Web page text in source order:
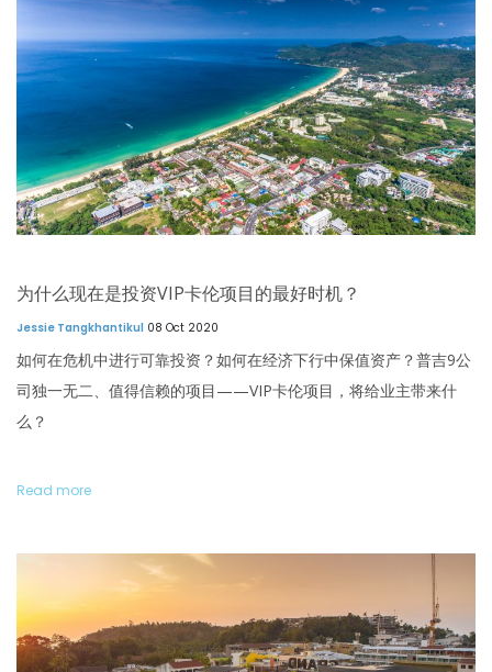
为什么现在是投资VIP卡伦项目的最好时机？
Jessie Tangkhantikul 08 Oct 2020
如何在危机中进行可靠投资？如何在经济下行中保值资产？普吉9公
司独一无二、值得信赖的项目——VIP卡伦项目，将给业主带来什
么？
Read more